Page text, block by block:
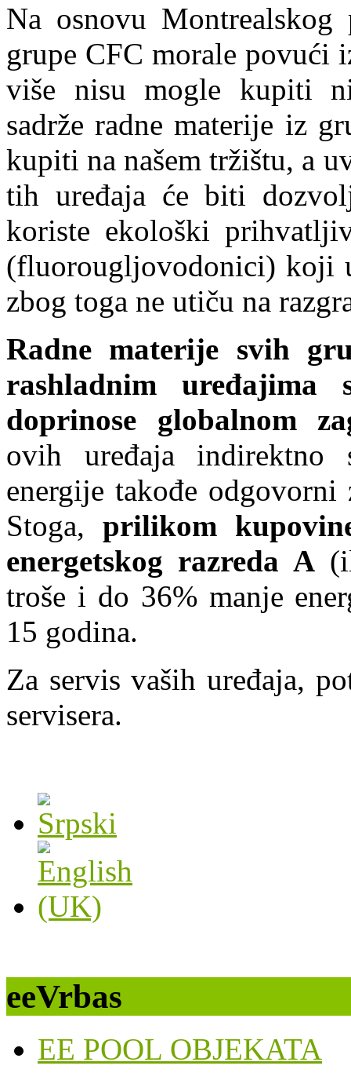
Na osnovu
grupe CFC morale povući
više nisu mogle kupiti
sadrže radne materije iz
kupiti na našem tržištu, a
tih uređaja će biti
koriste ekološki
(fluorougljovodonici) koji
zbog toga ne utiču na
Radne materije svih
rashladnim uređajima
doprinose globalnom
ovih uređaja indirektno
energije takođe odgovorni
Stoga, prilikom
energetskog razreda A
troše i do 36% manje
15 godina.
Za servis vaših uređaja,
servisera.
eeVrbas
EE POOL OBJEKATA